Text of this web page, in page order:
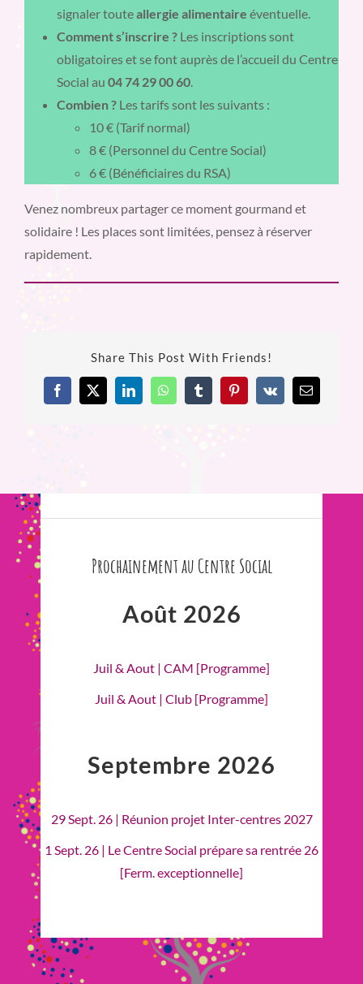
signaler touteallergie alimentaire éventuelle.
Comment s’inscrire ? Les inscriptions sont
obligatoires et se font auprès de l’accueil du Centre
Social au 04 74 29 00 60.
Combien ? Les tarifs sont les suivants :
10 € (Tarif normal)
8 € (Personnel du Centre Social)
6 € (Bénéficiaires du RSA)
Venez nombreux partager ce moment gourmand et
solidaire ! Les places sont limitées, pensez à réserver
rapidement.
Share This Post With Friends!
Facebook
X LinkedInWhatsAppTumblrPinterest
Vk Email
Prochainement au Centre Social
Août 2026
Juil & Aout | CAM [Programme]
Juil & Aout | Club [Programme]
Septembre 2026
29 Sept. 26 | Réunion projet Inter-centres 2027
1 Sept. 26 | Le Centre Social prépare sa rentrée 26
[Ferm. exceptionnelle]